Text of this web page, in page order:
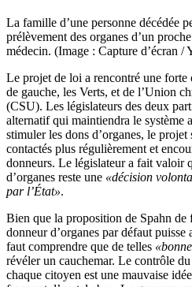
La famille d’une personne décédée
prélèvement des organes d’un
médecin. (Image : Capture d’écran /
Le projet de loi a rencontré une
de gauche, les Verts, et de l’Union
(CSU). Les législateurs des deux
alternatif qui maintiendra le système
stimuler les dons d’organes, le projet
contactés plus régulièrement et
donneurs. Le législateur a fait valoir
d’organes reste une «décision
par l’État».
Bien que la proposition de Spahn de
donneur d’organes par défaut
faut comprendre que de telles
révéler un cauchemar. Le contrôle
chaque citoyen est une mauvaise